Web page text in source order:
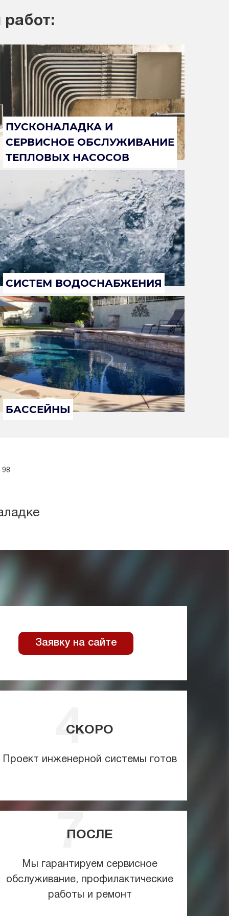
ПУСКОНАЛАДКА И
СЕРВИСНОЕ ОБСЛУЖИВАНИЕ
ТЕПЛОВЫХ НАСОСОВ
СИСТЕМ ВОДОСНАБЖЕНИЯ
БАССЕЙНЫ
98
Заявку на сайте
СКОРО
Проект инженерной системы готов
ПОСЛЕ
Мы гарантируем сервисное
обслуживание, профилактические
работы и ремонт